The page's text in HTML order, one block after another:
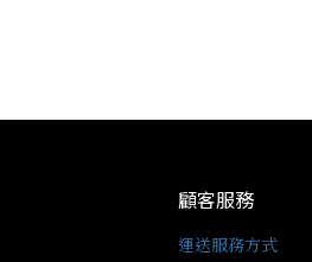
顧客服務
運送服務方式